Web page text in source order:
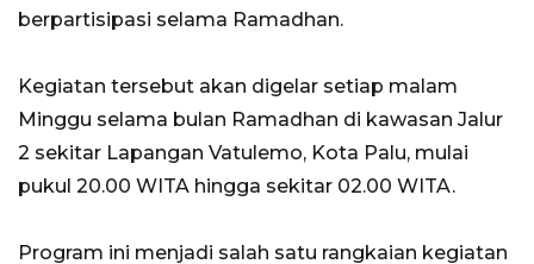
berpartisipasi selama Ramadhan.
Kegiatan tersebut akan digelar setiap malam
Minggu selama bulan Ramadhan di kawasan Jalur
2 sekitar Lapangan Vatulemo, Kota Palu, mulai
pukul 20.00 WITA hingga sekitar 02.00 WITA.
Program ini menjadi salah satu rangkaian kegiatan